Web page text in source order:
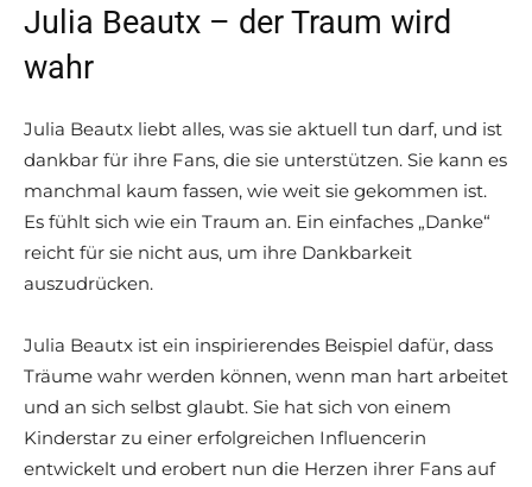
Julia Beautx – der Traum wird
wahr
Julia Beautx liebt alles, was sie aktuell tun darf, und ist
dankbar für ihre Fans, die sie unterstützen. Sie kann es
manchmal kaum fassen, wie weit sie gekommen ist.
Es fühlt sich wie ein Traum an. Ein einfaches „Danke“
reicht für sie nicht aus, um ihre Dankbarkeit
auszudrücken.
Julia Beautx ist ein inspirierendes Beispiel dafür, dass
Träume wahr werden können, wenn man hart arbeitet
und an sich selbst glaubt. Sie hat sich von einem
Kinderstar zu einer erfolgreichen Influencerin
entwickelt und erobert nun die Herzen ihrer Fans auf